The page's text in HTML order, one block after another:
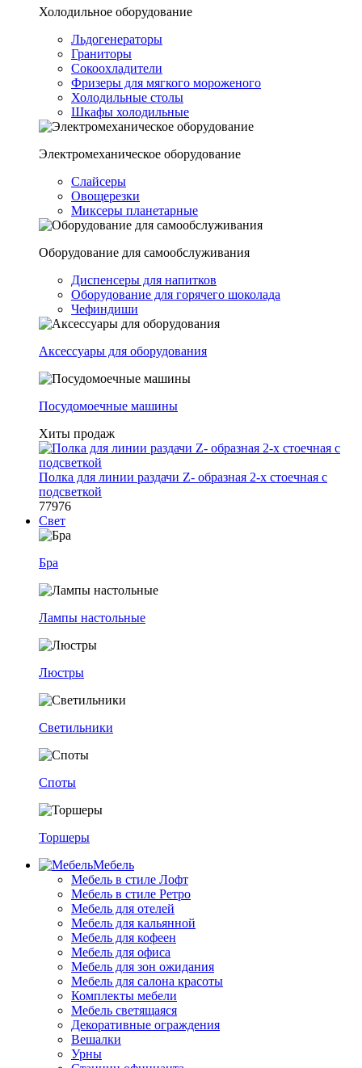
Холодильное оборудование
Льдогенераторы
Граниторы
Сокоохладители
Фризеры для мягкого мороженого
Холодильные столы
Шкафы холодильные
Электромеханическое оборудование
Слайсеры
Овощерезки
Миксеры планетарные
Оборудование для самообслуживания
Диспенсеры для напитков
Оборудование для горячего шоколада
Чефиндиши
Аксессуары для оборудования
Посудомоечные машины
Хиты продаж
Полка для линии раздачи Z- образная 2-х стоечная с
подсветкой
77976
Свет
Бра
Лампы настольные
Люстры
Светильники
Споты
Торшеры
Мебель
Мебель в стиле Лофт
Мебель в стиле Ретро
Мебель для отелей
Мебель для кальянной
Мебель для кофеен
Мебель для офиса
Мебель для зон ожидания
Мебель для салона красоты
Комплекты мебели
Мебель светящаяся
Декоративные ограждения
Вешалки
Урны